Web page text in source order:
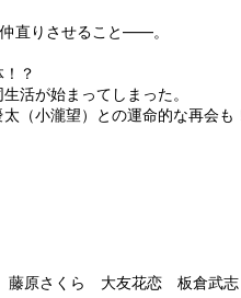
直りさせること――。
？
活が始まってしまった。
（小瀧望）との運命的な再会も
原さくら 大友花恋 板倉武